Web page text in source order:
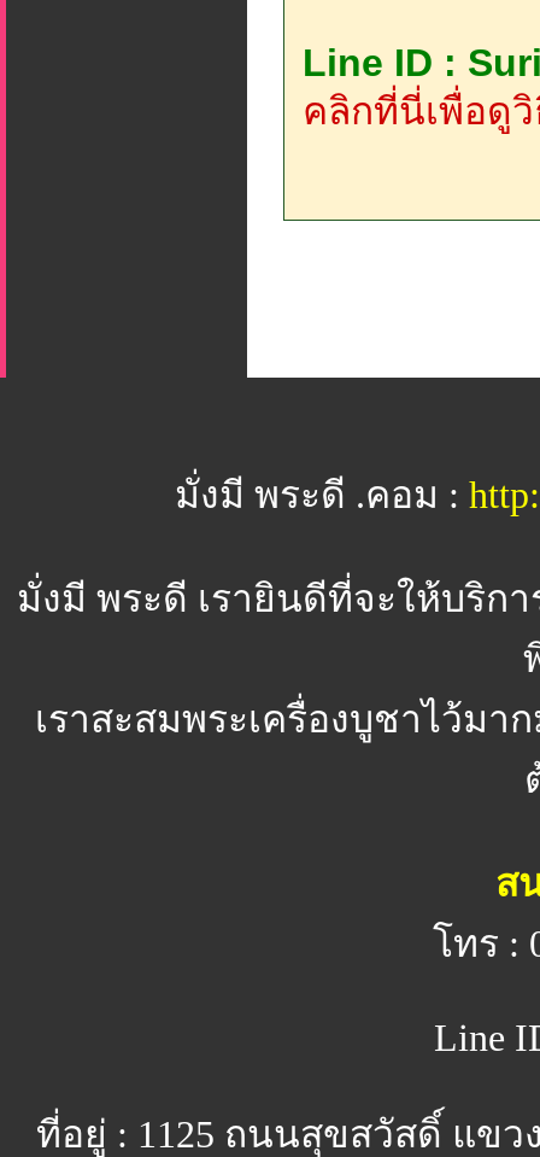
Line ID :
คลิกที่นี่เพื่อดูวิ
มั่งมี พระดี .คอม :
มั่งมี พระดี เรายินดีที่จะให้บริก
เราสะสมพระเครื่องบูชาไว้ม
ส
โทร :
Line
ที่อยู่ : 1125 ถนนสุขสวัสดิ์ แขว